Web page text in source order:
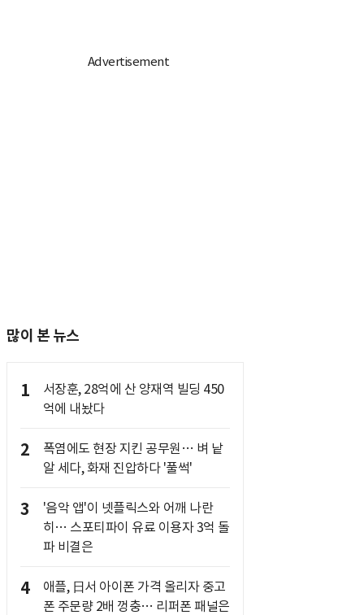
많이 본 뉴스
1
서장훈, 28억에 산 양재역 빌딩 450
억에 내놨다
2
폭염에도 현장 지킨 공무원… 벼 낱
알 세다, 화재 진압하다 '풀썩'
3
'음악 앱'이 넷플릭스와 어깨 나란
히… 스포티파이 유료 이용자 3억 돌
파 비결은
4
애플, 日서 아이폰 가격 올리자 중고
폰 주문량 2배 껑충… 리퍼폰 패널은